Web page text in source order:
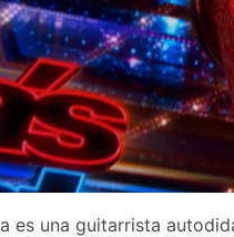
es una guitarrista